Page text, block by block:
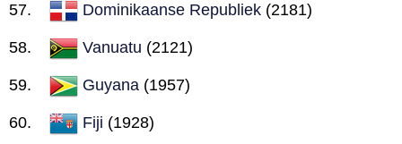
Dominikaanse Republiek (2181)
Vanuatu (2121)
Guyana (1957)
Fiji (1928)